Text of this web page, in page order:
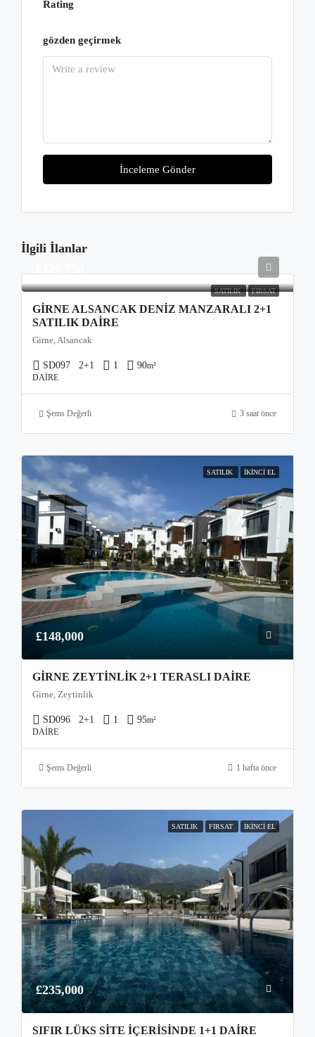
Rating
gözden geçirmek
İnceleme Gönder
İlgili İlanlar
SATILIK FIRSAT
GIRNE ALSANCAK DENIZ MANZARALI 2+1
SATILIK DAIRE
Girne, Alsancak
SD097 2+1 1 90m²
DAIRE
Şems Değerli 3 saat önce
SATILIK İKINCI EL
£148,000
GIRNE ZEYTINLIK 2+1 TERASLI DAIRE
Girne, Zeytinlik
SD096 2+1 1 95m²
DAIRE
Şems Değerli 1 hafta önce
SATILIK FIRSAT İKINCI EL
£235,000
SIFIR LÜKS SITE İÇERISINDE 1+1 DAIRE